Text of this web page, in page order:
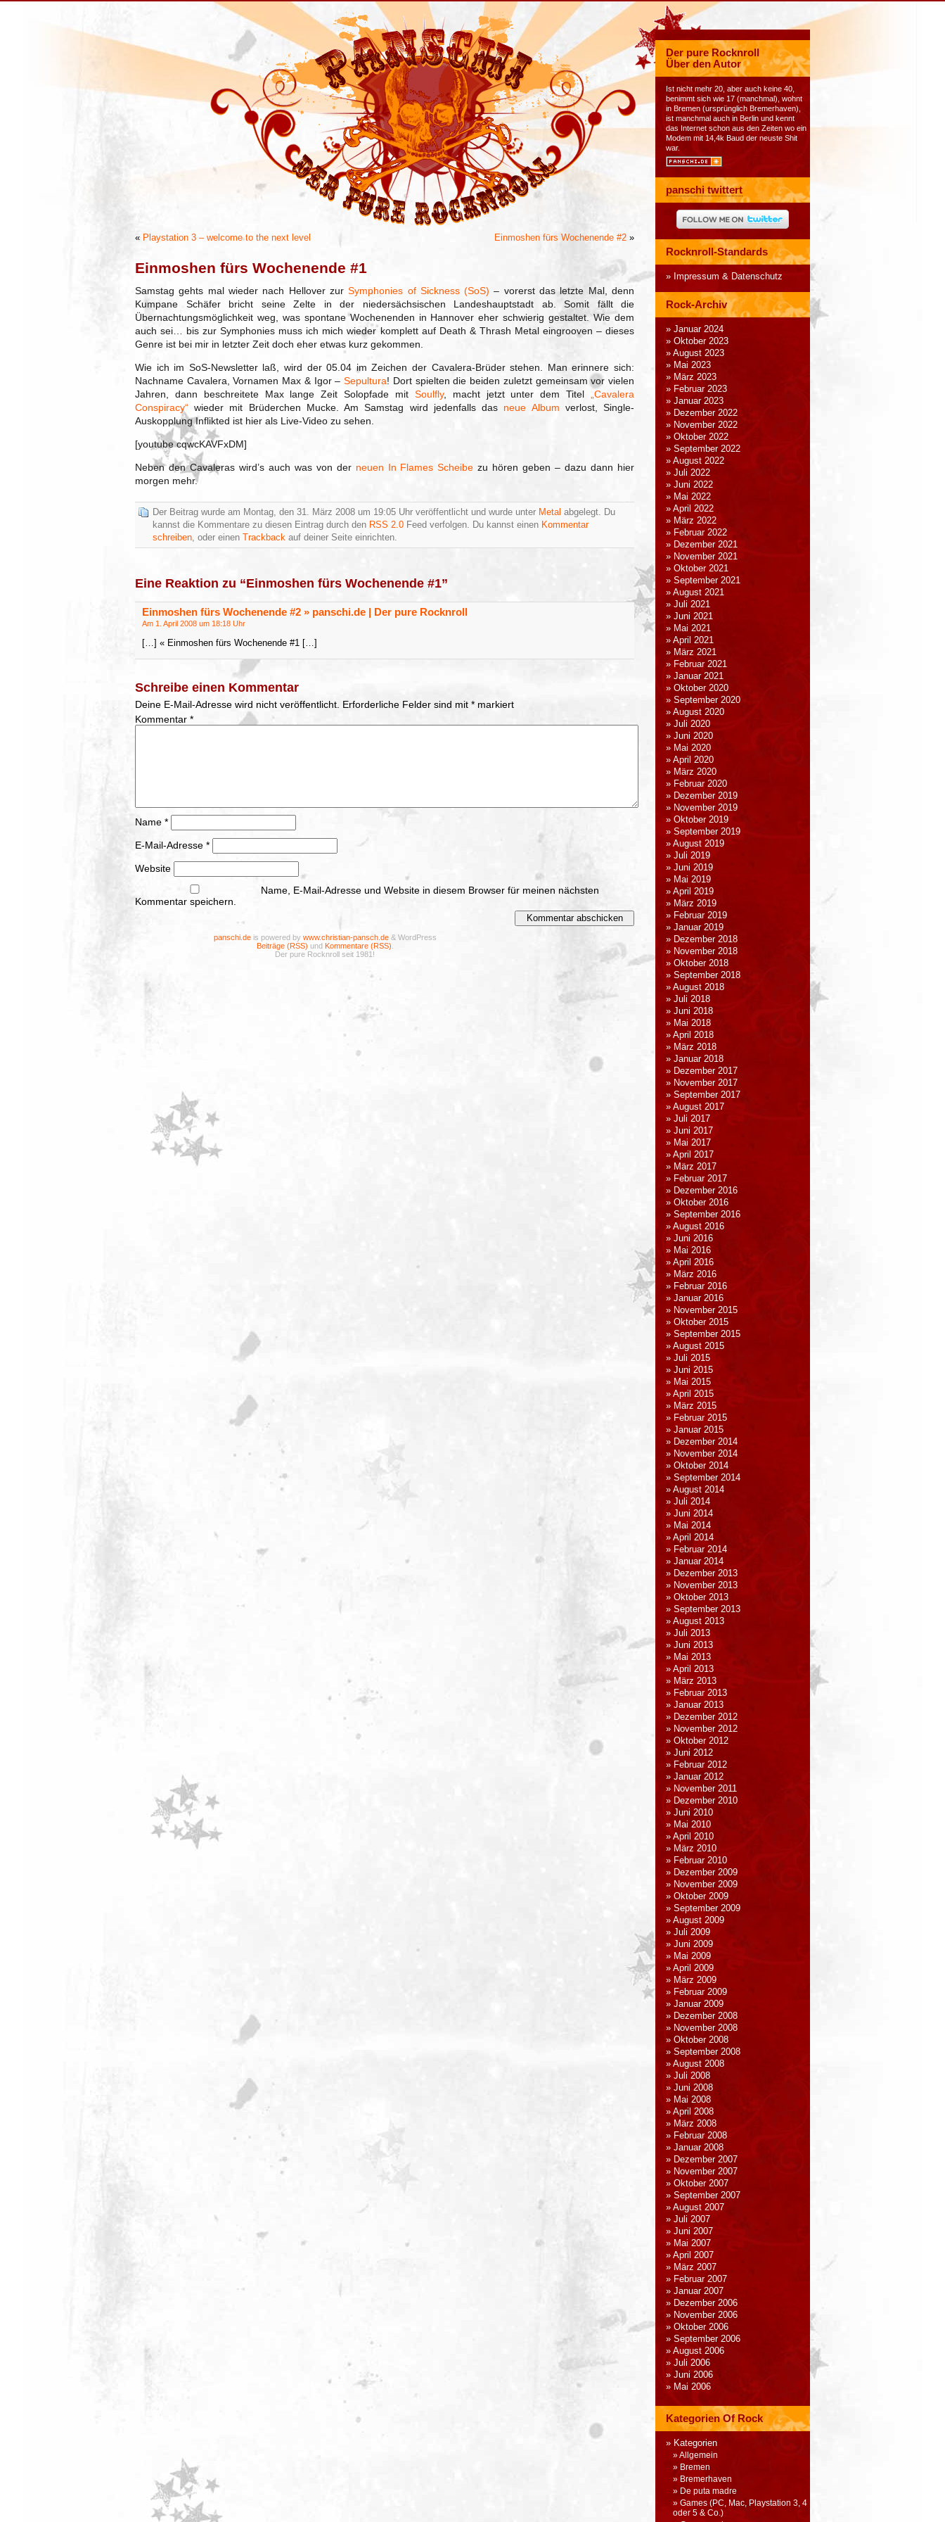
« Playstation 3 – welcome to the next level Einmoshen fürs Wochenende #2 »
Einmoshen fürs Wochenende #1
Samstag gehts mal wieder nach Hellover zurSymphonies of Sickness (SoS) – vorerst das letzte Mal, denn
Kumpane Schäfer bricht seine Zelte in der niedersächsischen Landeshauptstadt ab. Somit fällt die
Übernachtungsmöglichkeit weg, was spontane Wochenenden in Hannover eher schwierig gestaltet. Wie dem
auch sei… bis zur Symphonies muss ich mich wieder komplett auf Death & Thrash Metal eingrooven – dieses
Genre ist bei mir in letzter Zeit doch eher etwas kurz gekommen.
Wie ich im SoS-Newsletter laß, wird der 05.04 im Zeichen der Cavalera-Brüder stehen. Man erinnere sich:
Nachname Cavalera, Vornamen Max & Igor –Sepultura! Dort spielten die beiden zuletzt gemeinsam vor vielen
Jahren, dann beschreitete Max lange Zeit Solopfade mit Soulfly, macht jetzt unter dem Titel
„Cavalera
Conspiracy“ wieder mit Brüderchen Mucke. Am Samstag wird jedenfalls das neue Album verlost, Single-
Auskopplung Inflikted ist hier als Live-Video zu sehen.
[youtube cqwcKAVFxDM]
Neben den Cavaleras wird’s auch was von der neuen In Flames Scheibe zu hören geben – dazu dann hier
morgen mehr.
Der Beitrag wurde am Montag, den 31. März 2008 um 19:05 Uhr veröffentlicht und wurde unter Metal abgelegt. Du
kannst die Kommentare zu diesen Eintrag durch den RSS 2.0 Feed verfolgen. Du kannst einen Kommentar
schreiben, oder einen Trackback auf deiner Seite einrichten.
Eine Reaktion zu “Einmoshen fürs Wochenende #1”
Einmoshen fürs Wochenende #2 » panschi.de | Der pure Rocknroll
Am 1. April 2008 um 18:18 Uhr
[…] « Einmoshen fürs Wochenende #1 […]
Schreibe einen Kommentar
Deine E-Mail-Adresse wird nicht veröffentlicht. Erforderliche Felder sind mit * markiert
Kommentar *
Name *
E-Mail-Adresse *
Website
Name, E-Mail-Adresse und Website in diesem Browser für meinen nächsten
Kommentar speichern.
Der pure Rocknroll
Über den Autor
Ist nicht mehr 20, aber auch keine 40,
benimmt sich wie 17 (manchmal), wohnt
in Bremen (ursprünglich Bremerhaven),
ist manchmal auch in Berlin und kennt
das Internet schon aus den Zeiten wo ein
Modem mit 14,4k Baud der neuste Shit
war.
panschi twittert
Rocknroll-Standards
Impressum & Datenschutz
Rock-Archiv
Januar 2024
Oktober 2023
August 2023
Mai 2023
März 2023
Februar 2023
Januar 2023
Dezember 2022
November 2022
Oktober 2022
September 2022
August 2022
Juli 2022
Juni 2022
Mai 2022
April 2022
März 2022
Februar 2022
Dezember 2021
November 2021
Oktober 2021
September 2021
August 2021
Juli 2021
Juni 2021
Mai 2021
April 2021
März 2021
Februar 2021
Januar 2021
Oktober 2020
September 2020
August 2020
Juli 2020
Juni 2020
Mai 2020
April 2020
März 2020
Februar 2020
Dezember 2019
November 2019
Oktober 2019
September 2019
August 2019
Juli 2019
Juni 2019
Mai 2019
April 2019
März 2019
Februar 2019
Januar 2019
Dezember 2018
November 2018
Oktober 2018
September 2018
August 2018
Juli 2018
Juni 2018
Mai 2018
April 2018
März 2018
Januar 2018
Dezember 2017
November 2017
September 2017
August 2017
Juli 2017
Juni 2017
Mai 2017
April 2017
März 2017
Februar 2017
Dezember 2016
Oktober 2016
September 2016
August 2016
Juni 2016
Mai 2016
April 2016
März 2016
Februar 2016
Januar 2016
November 2015
Oktober 2015
September 2015
August 2015
Juli 2015
Juni 2015
Mai 2015
April 2015
März 2015
Februar 2015
Januar 2015
Dezember 2014
November 2014
Oktober 2014
September 2014
August 2014
Juli 2014
Juni 2014
Mai 2014
April 2014
Februar 2014
Januar 2014
Dezember 2013
November 2013
Oktober 2013
September 2013
August 2013
Juli 2013
Juni 2013
Mai 2013
April 2013
März 2013
Februar 2013
Januar 2013
Dezember 2012
November 2012
Oktober 2012
Juni 2012
Februar 2012
Januar 2012
November 2011
Dezember 2010
Juni 2010
Mai 2010
April 2010
März 2010
Februar 2010
Dezember 2009
November 2009
Oktober 2009
September 2009
August 2009
Juli 2009
Juni 2009
Mai 2009
April 2009
März 2009
Februar 2009
Januar 2009
Dezember 2008
November 2008
Oktober 2008
September 2008
August 2008
Juli 2008
Juni 2008
Mai 2008
April 2008
März 2008
Februar 2008
Januar 2008
Dezember 2007
November 2007
Oktober 2007
September 2007
August 2007
Juli 2007
Juni 2007
Mai 2007
April 2007
März 2007
Februar 2007
Januar 2007
Dezember 2006
November 2006
Oktober 2006
September 2006
August 2006
Juli 2006
Juni 2006
Mai 2006
Kategorien Of Rock
Kategorien
Allgemein
Bremen
Bremerhaven
De puta madre
Games (PC, Mac, Playstation 3, 4
oder 5 & Co.)
panschi.deis powered by www.christian-pansch.de& WordPress
Beiträge (RSS) und Kommentare (RSS)
Der pure Rocknroll seit 1981!